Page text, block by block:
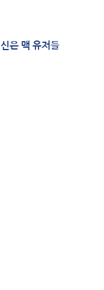
은 맥 유저들